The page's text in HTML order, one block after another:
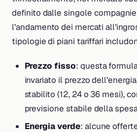
definito dalle singole
l’andamento dei mercati
tipologie di piani tariffari
Prezzo fisso: questa
invariato il prezzo
stabilito (12, 24 o 36 mesi),
previsione stabile della
Energia verde: alcune